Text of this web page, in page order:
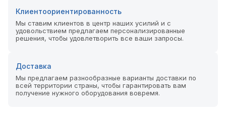
Клиентоориентированность
Мы ставим клиентов в центр наших усилий и с
удовольствием предлагаем персонализированные
решения, чтобы удовлетворить все ваши запросы.
Доставка
Мы предлагаем разнообразные варианты доставки по
всей территории страны, чтобы гарантировать вам
получение нужного оборудования вовремя.